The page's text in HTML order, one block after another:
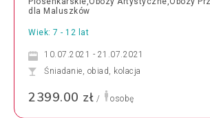
dla Maluszków
Wiek: 7 - 12 lat
10.07.2021 - 21.07.2021
Śniadanie, obiad, kolacja
2399.00 zł / osobę